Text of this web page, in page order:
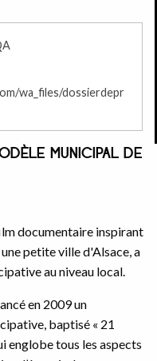
wa_files/dossierdepr
MUNICIPAL DE
documentaire inspirant
petite ville d'Alsace, a
au niveau local.
en 2009 un
baptisé « 21
englobe tous les aspects